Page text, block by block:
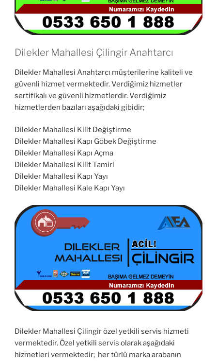
Dilekler Mahallesi Çilingir Anahtarcı
Dilekler Mahallesi Anahtarcı müşterilerine kaliteli ve
güvenli hizmet vermektedir. Verdiğimiz hizmetler
sertifikalı ve güvenli hizmetlerdir. Verdiğimiz
hizmetlerden bazıları aşağıdaki gibidir;
Dilekler Mahallesi Kilit Değiştirme
Dilekler Mahallesi Kapı Göbek Değiştirme
Dilekler Mahallesi Kapı Açma
Dilekler Mahallesi Kilit Tamiri
Dilekler Mahallesi Kapı Yayı
Dilekler Mahallesi Kale Kapı Yayı
Dilekler Mahallesi Çilingir özel yetkili servis hizmeti
vermektedir. Özel yetkili servis olarak aşağıdaki
hizmetleri vermektedir; her türlü marka arabanın